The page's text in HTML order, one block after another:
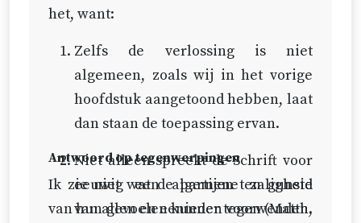
het, want:
Zelfs de verlossing is niet
algemeen, zoals wij in het vorige
hoofdstuk aangetoond hebben, laat
dan staan de toepassing ervan.
Niet alleen spreekt de Schrift voor
eeuwig een algemene zaligheid
van allen en eenieder tegen (Matth.
Antwoord op tegenwerpingen
Ik zie niet wat de partijen ten gunste
van hun gevoelen kunnen voorwenden,